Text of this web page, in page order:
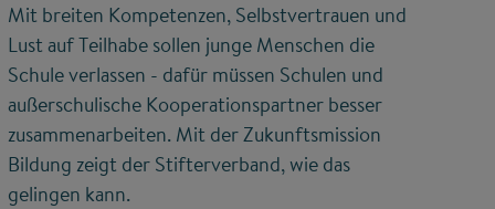
Mit breiten Kompetenzen, Selbstvertrauen und
Lust auf Teilhabe sollen junge Menschen die
Schule verlassen - dafür müssen Schulen und
außerschulische Kooperationspartner besser
zusammenarbeiten. Mit der Zukunftsmission
Bildung zeigt der Stifterverband, wie das
gelingen kann.